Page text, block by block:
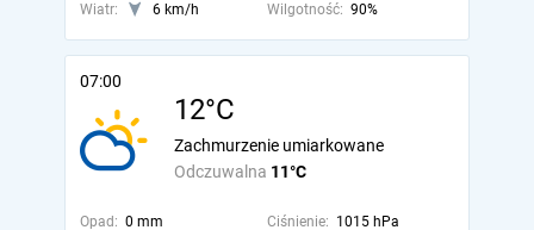
Wiatr:
6 km/h Wilgotność: 90%
07:00
12°C
Odczuwalna 11°C
Zachmurzenie umiarkowane
Opad: 0 mm Ciśnienie: 1015 hPa